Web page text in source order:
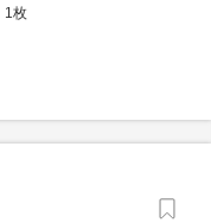
1枚